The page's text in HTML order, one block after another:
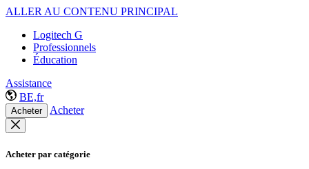
ALLER AU CONTENU PRINCIPAL
Logitech G
Professionnels
Éducation
Assistance
BE,fr
Acheter Acheter
Acheter par catégorie